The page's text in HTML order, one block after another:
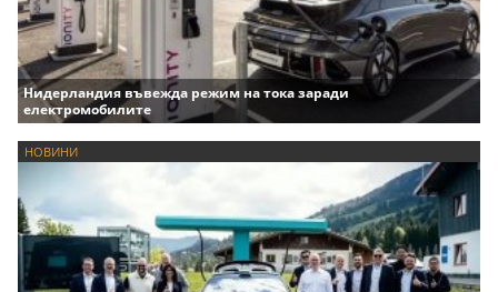
Нидерландия въвежда режим на тока заради
електромобилите
НОВИНИ